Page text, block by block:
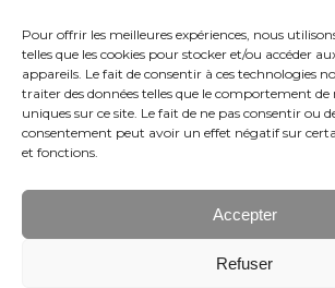
Pour offrir les meilleures expériences, nous
telles que les cookies pour stocker et/ou accéder
appareils. Le fait de consentir à ces technologies
traiter des données telles que le comportement
uniques sur ce site. Le fait de ne pas consentir ou
consentement peut avoir un effet négatif sur
et fonctions.
Accepter
Refuser
Horaires :sur rendez-vous.